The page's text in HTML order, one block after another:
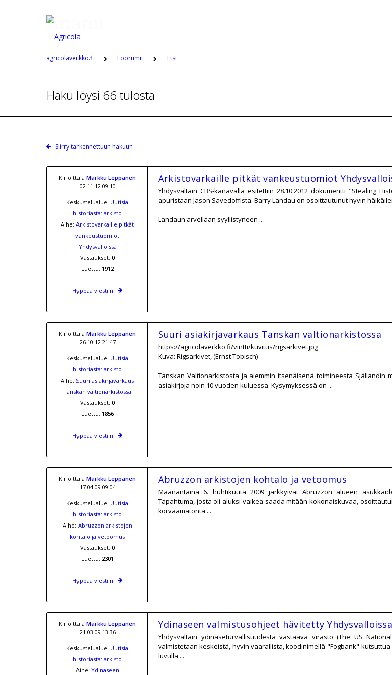
agricolaverkko.fi Foorumit Etsi
Haku löysi 66 tulosta
Siirry tarkennettuun hakuun
Kirjoittaja Markku Leppanen
02.11.12 09:10
Keskustelualue: Uutisia
historiasta: arkisto
Aihe: Arkistovarkaille pitkät
vankeustuomiot
Yhdysvalloissa
Vastaukset: 0
Luettu: 1912
Hyppää viestiin
Arkistovarkaille pitkät vankeustuomiot
Yhdysvaltain CBS-kanavalla esitettiin 28.10.2012 dokumentti "Stealing
apuristaan Jason Savedoffista. Barry Landau on osoittautunut hyvin
Landaun arvellaan syyllistyneen ...
Kirjoittaja Markku Leppanen
26.10.12 21:47
Keskustelualue: Uutisia
historiasta: arkisto
Aihe: Suuri asiakirjavarkaus
Tanskan valtionarkistossa
Vastaukset: 0
Luettu: 1856
Hyppää viestiin
Suuri asiakirjavarkaus Tanskan valtionarkistossa
https://agricolaverkko.fi/vintti/kuvitus/rigsarkivet.jpg
Kuva: Rigsarkivet, (Ernst Tobisch)
Tanskan Valtionarkistosta ja aiemmin itsenäisenä toimineesta
asiakirjoja noin 10 vuoden kuluessa. Kysymyksessä on ...
Kirjoittaja Markku Leppanen
17.04.09 09:04
Keskustelualue: Uutisia
historiasta: arkisto
Aihe: Abruzzon arkistojen
kohtalo ja vetoomus
Vastaukset: 0
Luettu: 2301
Hyppää viestiin
Abruzzon arkistojen kohtalo ja vetoomus
Maanantaina 6. huhtikuuta 2009 järkkyivät Abruzzon alueen
Tapahtuma, josta oli aluksi vaikea saada mitään kokonaiskuvaa,
korvaamatonta ...
Kirjoittaja Markku Leppanen
21.03.09 13:36
Keskustelualue: Uutisia
historiasta: arkisto
Aihe: Ydinaseen
Ydinaseen valmistusohjeet hävitetty
Yhdysvaltain ydinaseturvallisuudesta vastaava virasto (The US
valmistetaan keskeistä, hyvin vaarallista, koodinimellä "Fogbank"-
luvulla ...